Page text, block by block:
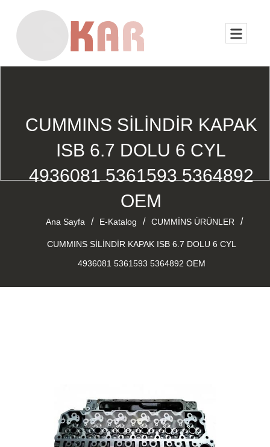
CUMMINS SİLİNDİR KAPAK
ISB 6.7 DOLU 6 CYL
4936081 5361593 5364892
OEM
Ana Sayfa / E-Katalog / CUMMİNS ÜRÜNLER /
CUMMINS SİLİNDİR KAPAK ISB 6.7 DOLU 6 CYL
4936081 5361593 5364892 OEM